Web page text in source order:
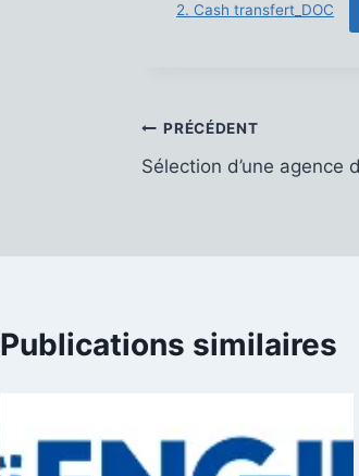
2. Cash transfert_DOC
Navigation
de
PRÉCÉDENT
Sélection d’une agence
Publications similaires